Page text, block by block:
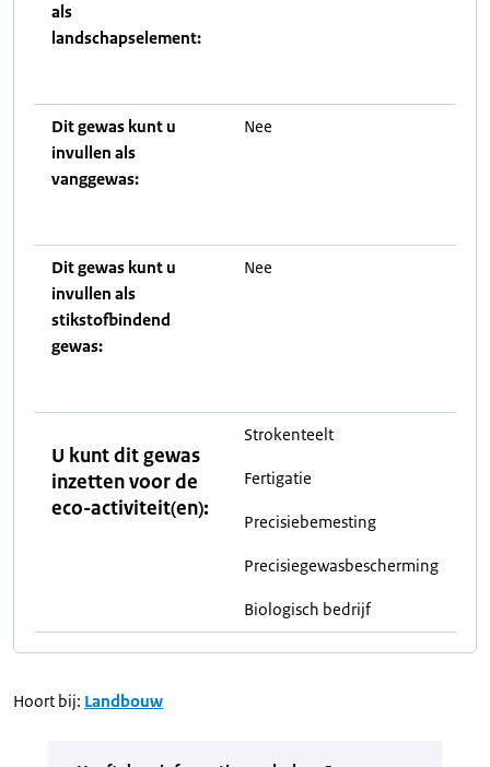
als
landschapselement:
Dit gewas kunt u
invullen als
vanggewas:
Nee
Dit gewas kunt u
invullen als
stikstofbindend
gewas:
Nee
U kunt dit gewas
inzetten voor de
eco-activiteit(en):
Strokenteelt
Fertigatie
Precisiebemesting
Precisiegewasbescherming
Biologisch bedrijf
Hoort bij: Landbouw